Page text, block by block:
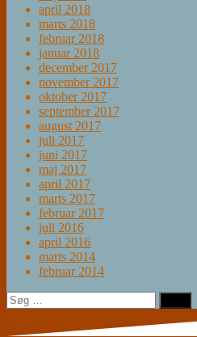
april 2018
marts 2018
februar 2018
januar 2018
december 2017
november 2017
oktober 2017
september 2017
august 2017
juli 2017
juni 2017
maj 2017
april 2017
marts 2017
februar 2017
juli 2016
april 2016
marts 2014
februar 2014
Søg
efter: